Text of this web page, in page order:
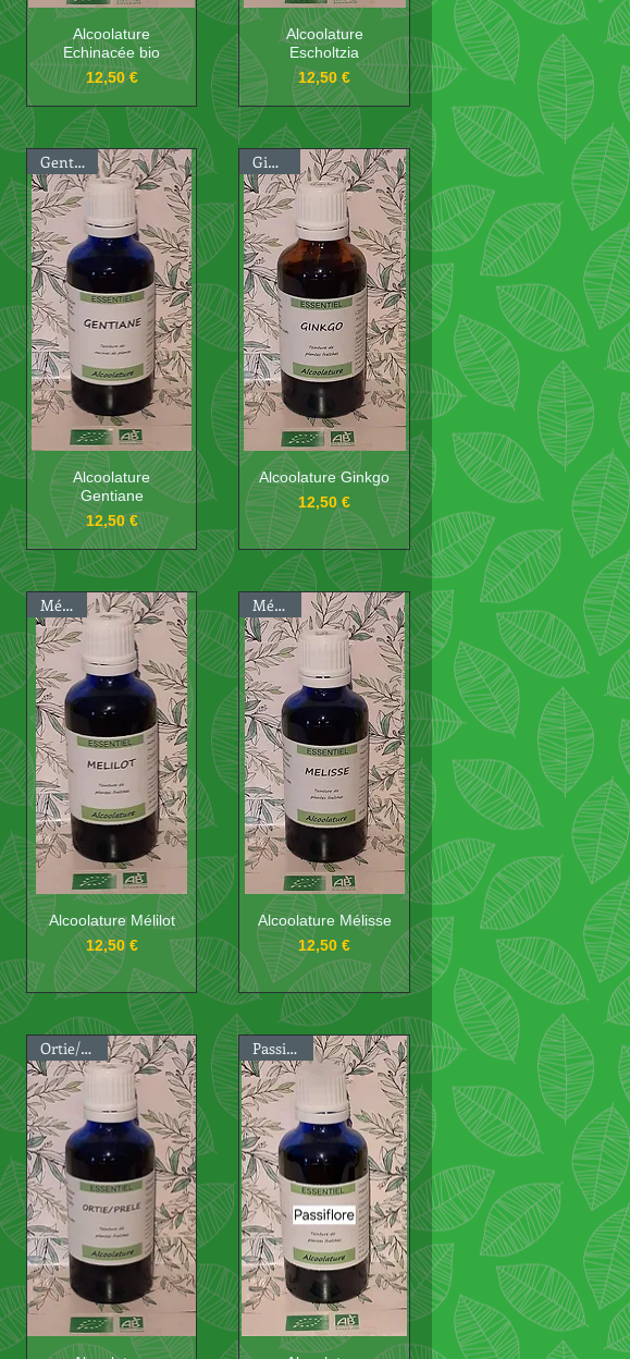
Alcoolature
Echinacée bio
Prix
12,50 €
Alcoolature
Escholtzia
Prix
12,50 €
Gentiane
Alcoolature
Gentiane
Prix
12,50 €
Ginkgo
Alcoolature Ginkgo
Prix
12,50 €
Mélilot
Alcoolature Mélilot
Prix
12,50 €
Mélisse
Alcoolature Mélisse
Prix
12,50 €
Ortie/Prêle Passiflore